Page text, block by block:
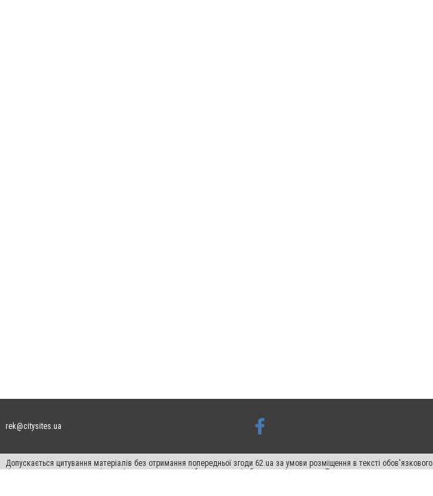
rek@citysites.ua
Допускається цитування матеріалів без отримання попередньої згоди 62.ua за умови розміщення в тексті
гіперпосилання на цитовані статті не нижче другого абзацу в тексті або в якості джерела. Порушення виняткових прав